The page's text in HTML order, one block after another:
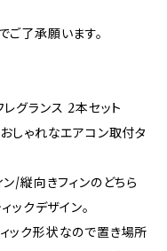
了承願います。
グランス 2本セット
しゃれなエアコン取付タ
/縦向きフィンのどちら
ックデザイン。
ック形状なので置き場所